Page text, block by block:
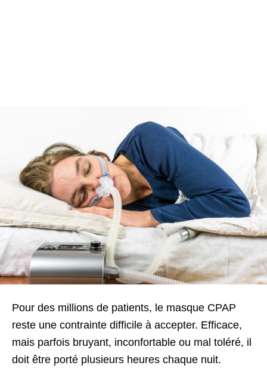
Pour des millions de patients, le masque CPAP
reste une contrainte difficile à accepter. Efficace,
mais parfois bruyant, inconfortable ou mal toléré, il
doit être porté plusieurs heures chaque nuit.